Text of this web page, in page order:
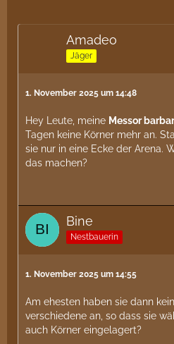
Amadeo
Jäger
1. November 2025 um 14:48
Hey Leute, meine Messor
Tagen keine Körner mehr an.
sie nur in eine Ecke der Arena.
das machen?
Bine
Nestbauerin
1. November 2025 um 14:55
Am ehesten haben sie dann
verschiedene an, so dass sie
auch Körner eingelagert?